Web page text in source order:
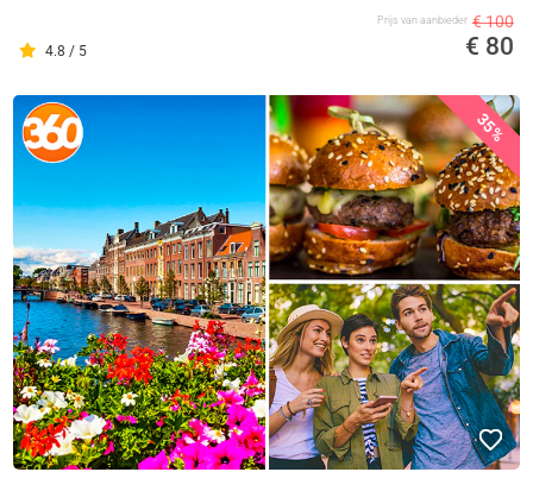
4.8 / 5
Prijs van aanbieder € 100
€ 80
35%